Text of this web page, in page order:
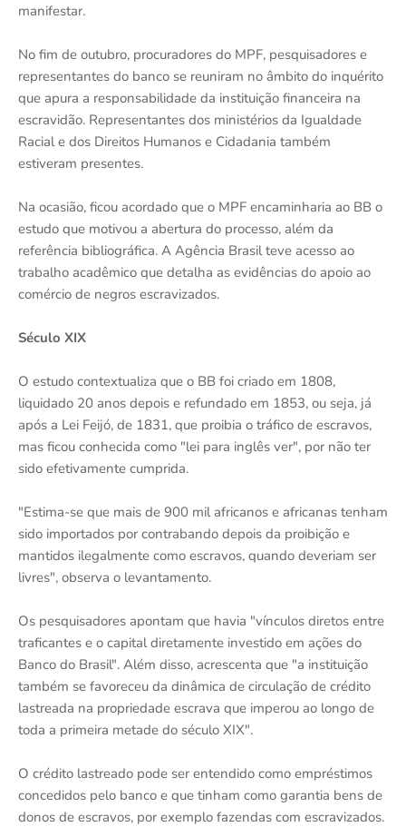
manifestar.
No fim de outubro, procuradores do MPF, pesquisadores e
representantes do banco se reuniram no âmbito do inquérito
que apura a responsabilidade da instituição financeira na
escravidão. Representantes dos ministérios da Igualdade
Racial e dos Direitos Humanos e Cidadania também
estiveram presentes.
Na ocasião, ficou acordado que o MPF encaminharia ao BB o
estudo que motivou a abertura do processo, além da
referência bibliográfica. A Agência Brasil teve acesso ao
trabalho acadêmico que detalha as evidências do apoio ao
comércio de negros escravizados.
Século XIX
O estudo contextualiza que o BB foi criado em 1808,
liquidado 20 anos depois e refundado em 1853, ou seja, já
após a Lei Feijó, de 1831, que proibia o tráfico de escravos,
mas ficou conhecida como "lei para inglês ver", por não ter
sido efetivamente cumprida.
"Estima-se que mais de 900 mil africanos e africanas tenham
sido importados por contrabando depois da proibição e
mantidos ilegalmente como escravos, quando deveriam ser
livres", observa o levantamento.
Os pesquisadores apontam que havia "vínculos diretos entre
traficantes e o capital diretamente investido em ações do
Banco do Brasil". Além disso, acrescenta que "a instituição
também se favoreceu da dinâmica de circulação de crédito
lastreada na propriedade escrava que imperou ao longo de
toda a primeira metade do século XIX".
O crédito lastreado pode ser entendido como empréstimos
concedidos pelo banco e que tinham como garantia bens de
donos de escravos, por exemplo fazendas com escravizados.